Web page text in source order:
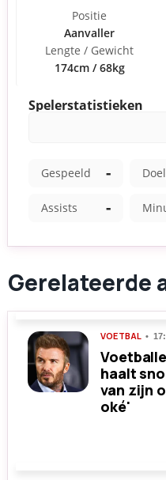
Gerelateerde
VOETBAL
haalt
van zijn
oké'